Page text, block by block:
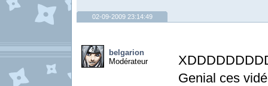
02-09-2009 23:14:49
belgarion
Modérateur
Genial ces